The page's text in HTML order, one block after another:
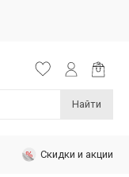
Найти
Скидки и акции